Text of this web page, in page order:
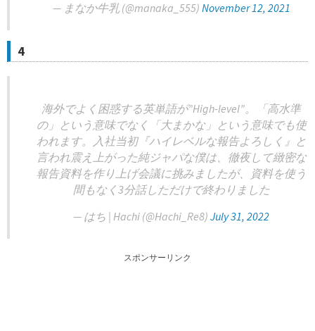
— まなか牛乳 (@manaka_555) November 12, 2021
4
海外でよく困惑する英単語が”High-level”。「高水準
の」という意味でなく「大まかな」という意味でも使
われます。入社当初『ハイレベルな報告よろしく』と
言われ震え上がった純ジャパな僕は、徹夜して緻密な
報告資料を作り上げ会議に挑みましたが、資料を使う
間もなく3分話しただけで終わりました
— はち | Hachi (@Hachi_Re8) July 31, 2022
スポンサーリンク